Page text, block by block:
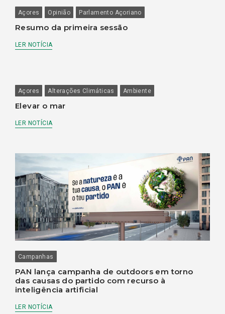
Açores Opinião Parlamento Açoriano
Resumo da primeira sessão
LER NOTÍCIA
Açores Alterações Climáticas Ambiente
Elevar o mar
LER NOTÍCIA
Campanhas
PAN lança campanha de outdoors em torno
das causas do partido com recurso à
inteligência artificial
LER NOTÍCIA